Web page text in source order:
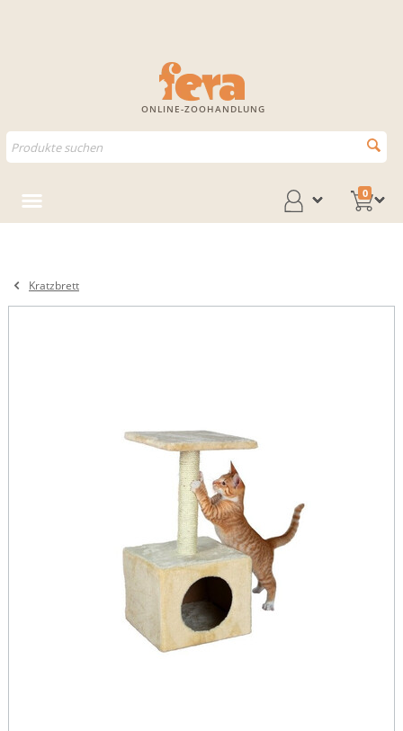
ONLINE-ZOOHANDLUNG
0
Kratzbrett